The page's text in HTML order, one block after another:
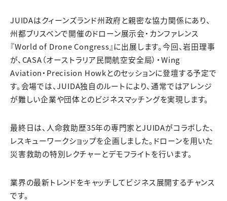
JUIDAはクィーンズランド州政府と親密な協力関係にあり、
州都ブリスベンで開催のドローン展示会・カンファレンス
『World of Drone Congress』に出展します。今回、岩田理事
が、CASA（オーストラリア民間航空安全局）・Wing
Aviation・Precision Howkとのセッションに登壇する予定で
す。会場では、JUIDA独自のルートにより、通常ではアレンジ
が難しい企業や団体とのビジネスマッチングを実現します。
最終日は、人命救助歴35年の専門家とJUIDAがコラボした、
レスキューワークショップを企画しました。ドローンを用いた
災害救助の特別レクチャーとデモフライトを行います。
業界の最新トレンドをキャッチしてビジネス展開するチャンス
です。